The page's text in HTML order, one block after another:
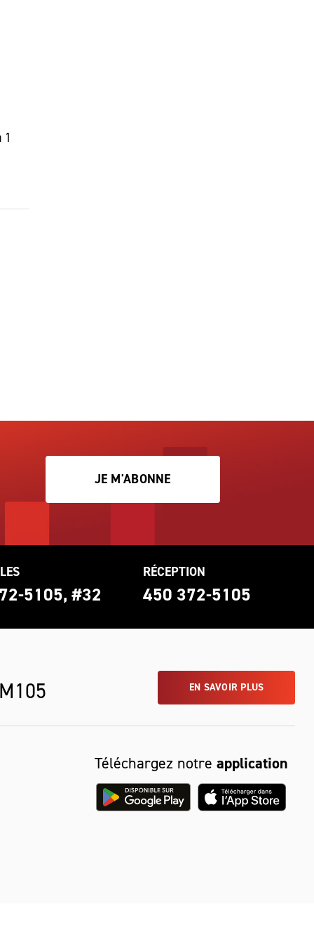
JE M'ABONNE
5105, #32
RÉCEPTION
450 372-5105
EN SAVOIR PLUS
Téléchargez notre application